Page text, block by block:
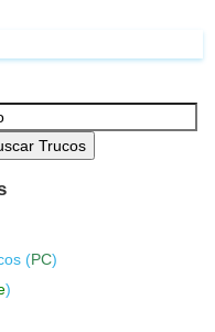
Trucos
(PC)
)